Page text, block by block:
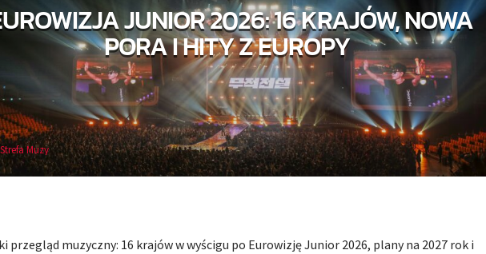
JUNIOR 2026: 16 KRAJÓW, NOWA
PORA I HITY Z EUROPY
Muzy
przegląd muzyczny: 16 krajów w wyścigu po Eurowizję Junior 2026, plany na 2027 rok i